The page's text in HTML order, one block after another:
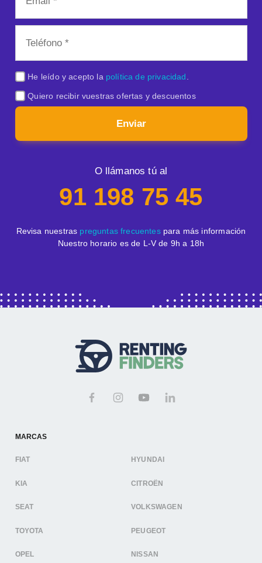
He leído y acepto la política de privacidad
Quiero recibir vuestras ofertas y descuentos
Enviar
O llámanos tú al
91 198 75 45
Revisa nuestras preguntas frecuentespara más información
Nuestro horario es de L-V de 9h a 18h
MARCAS
FIAT HYUNDAI
KIA CITROËN
SEAT VOLKSWAGEN
TOYOTA PEUGEOT
OPEL NISSAN